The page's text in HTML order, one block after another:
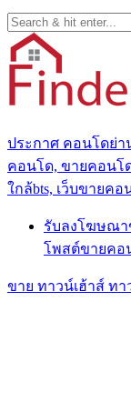
ประกาศ คอนโดย่า
คอนโด, ขายคอนโ
ใกล้bts, เว็บขายค
รับลงโฆษณา
โพสต์ขายคอ
ขาย ทาวน์เฮ้าส์ ท